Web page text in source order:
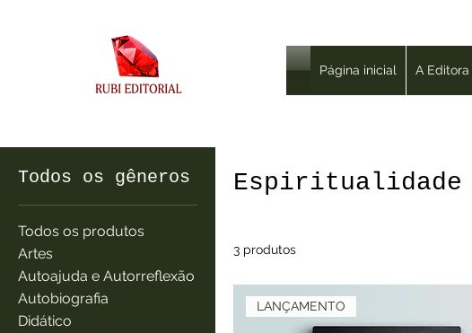
Página inicial A Editora
Todos os gêneros
Todos os produtos
Artes
Autoajuda e Autorreflexão
Autobiografia
Didático
Espiritualidade
3 produtos
LANÇAMENTO